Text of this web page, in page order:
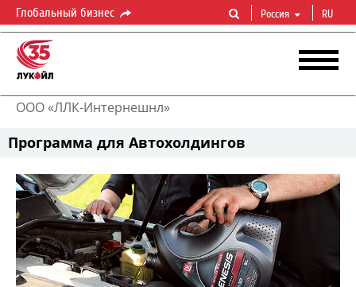
Глобальный бизнес Россия RU
ООО «ЛЛК-Интернешнл»
Программа для Автохолдингов